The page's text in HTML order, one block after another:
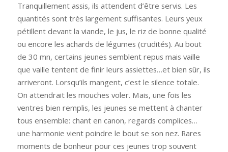
Tranquillement assis, ils attendent d’être servis. Les
quantités sont très largement suffisantes. Leurs yeux
pétillent devant la viande, le jus, le riz de bonne qualité
ou encore les achards de légumes (crudités). Au bout
de 30 mn, certains jeunes semblent repus mais vaille
que vaille tentent de finir leurs assiettes…et bien sûr, ils
arriveront. Lorsqu’ils mangent, c’est le silence totale.
On attendrait les mouches voler. Mais, une fois les
ventres bien remplis, les jeunes se mettent à chanter
tous ensemble: chant en canon, regards complices…
une harmonie vient poindre le bout se son nez. Rares
moments de bonheur pour ces jeunes trop souvent